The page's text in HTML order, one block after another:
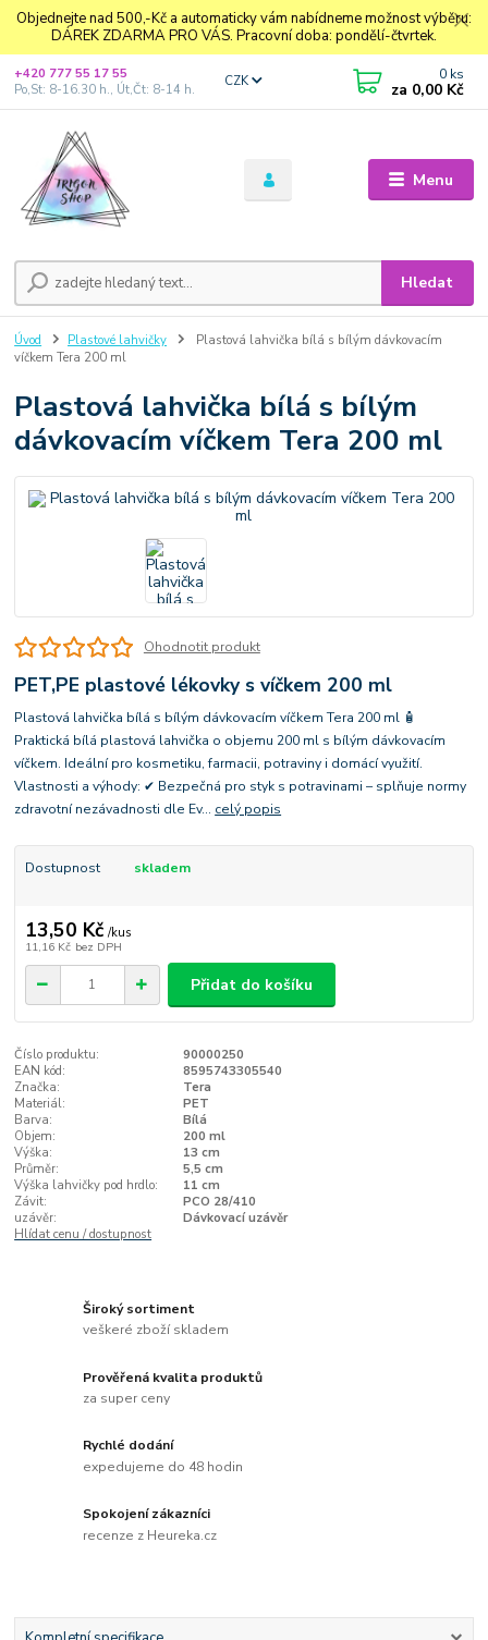
Objednejte nad 500,-Kč a automaticky vám nabídneme možnost výběru:
DÁREK ZDARMA PRO VÁS. Pracovní doba: pondělí-čtvrtek.
Menu
CZK
Hledat
+420 777 55 17 55
Po,St: 8-16.30 h., Út,Čt: 8-14 h.
0 ks
za 0,00 Kč
Úvod Plastové lahvičky
Plastová lahvička bílá s bílým dávkovacím
víčkem Tera 200 ml
Plastová lahvička bílá s bílým
dávkovacím víčkem Tera 200 ml
Ohodnotit produkt
PET,PE plastové lékovky s víčkem 200 ml
Plastová lahvička bílá s bílým dávkovacím víčkem Tera 200 ml 🧴
Praktická bílá plastová lahvička o objemu 200 ml s bílým dávkovacím
víčkem. Ideální pro kosmetiku, farmacii, potraviny i domácí využití.
Vlastnosti a výhody: ✔ Bezpečná pro styk s potravinami – splňuje normy
zdravotní nezávadnosti dle Ev... celý popis
Dostupnost skladem
13,50 Kč /kus
11,16 Kč bez DPH
Přidat do košíku
Číslo produktu:
90000250
EAN kód:
8595743305540
Značka:
Tera
Materiál:
PET
Barva:
Bílá
Objem:
200 ml
Výška:
13 cm
Průměr:
5,5 cm
Výška lahvičky pod hrdlo:
11 cm
Závit:
PCO 28/410
uzávěr:
Dávkovací uzávěr
Hlídat cenu / dostupnost
Široký sortiment
veškeré zboží skladem
Prověřená kvalita produktů
za super ceny
Rychlé dodání
expedujeme do 48 hodin
Spokojení zákazníci
recenze z Heureka.cz